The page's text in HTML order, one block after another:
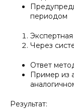
периодом
Через
Ответ
Пример из
Результат: